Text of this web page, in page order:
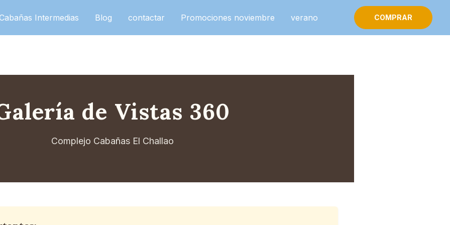
Intermedias Blog contactar Promociones noviembre verano COMPRAR
de Vistas 360
Complejo Cabañas El Challao